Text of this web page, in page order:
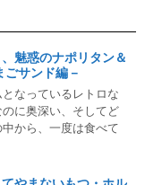
魅惑のナポリタン＆
ごサンド編－
なっているレトロな
に奥深い、そしてど
から、一度は食べて